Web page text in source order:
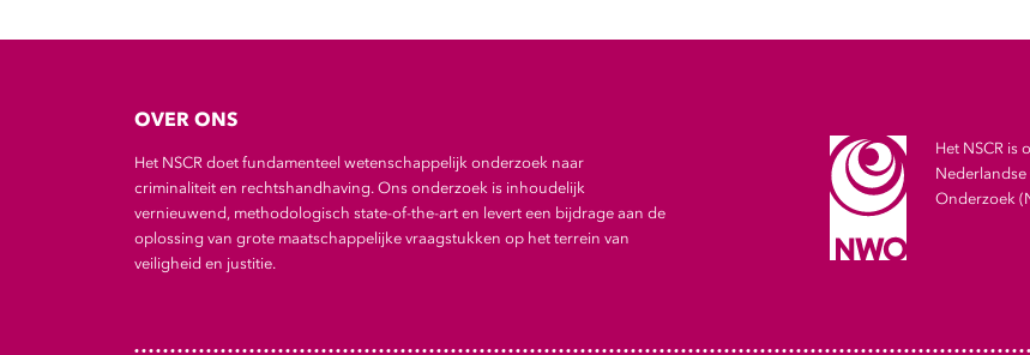
OVER ONS
Het NSCR doet fundamenteel wetenschappelijk onderzoek naar
criminaliteit en rechtshandhaving. Ons onderzoek is inhoudelijk
vernieuwend, methodologisch state-of-the-art en levert een bijdrage aan de
oplossing van grote maatschappelijke vraagstukken op het terrein van
veiligheid en justitie.
Het NSCR is
Onderzoek